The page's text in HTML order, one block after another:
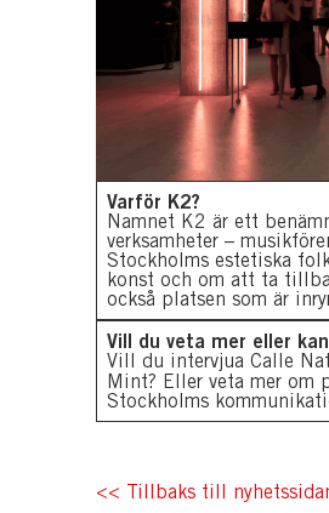
Varför K2?
Namnet K2 är ett
verksamheter –
Stockholms estetiska
konst och om att ta
också platsen som är
Vill du veta mer eller
Vill du intervjua Calle
Mint? Eller veta mer om
Stockholms
<< Tillbaks till